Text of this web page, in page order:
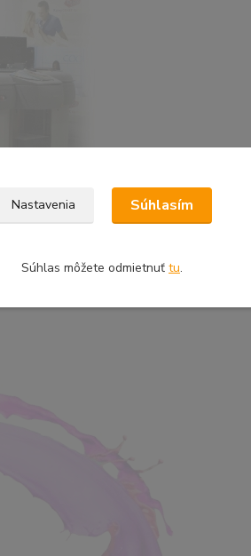
Nastavenia Súhlasím
Súhlas môžete odmietnuť tu.